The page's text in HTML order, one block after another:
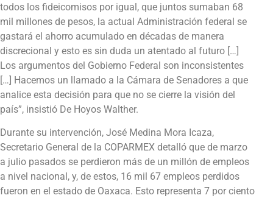
todos los fideicomisos por igual, que juntos sumaban 68
mil millones de pesos, la actual Administración federal se
gastará el ahorro acumulado en décadas de manera
discrecional y esto es sin duda un atentado al futuro […]
Los argumentos del Gobierno Federal son inconsistentes
[…] Hacemos un llamado a la Cámara de Senadores a que
analice esta decisión para que no se cierre la visión del
país”, insistió De Hoyos Walther.
Durante su intervención, José Medina Mora Icaza,
Secretario General de la COPARMEX detalló que de marzo
a julio pasados se perdieron más de un millón de empleos
a nivel nacional, y, de estos, 16 mil 67 empleos perdidos
fueron en el estado de Oaxaca. Esto representa 7 por ciento